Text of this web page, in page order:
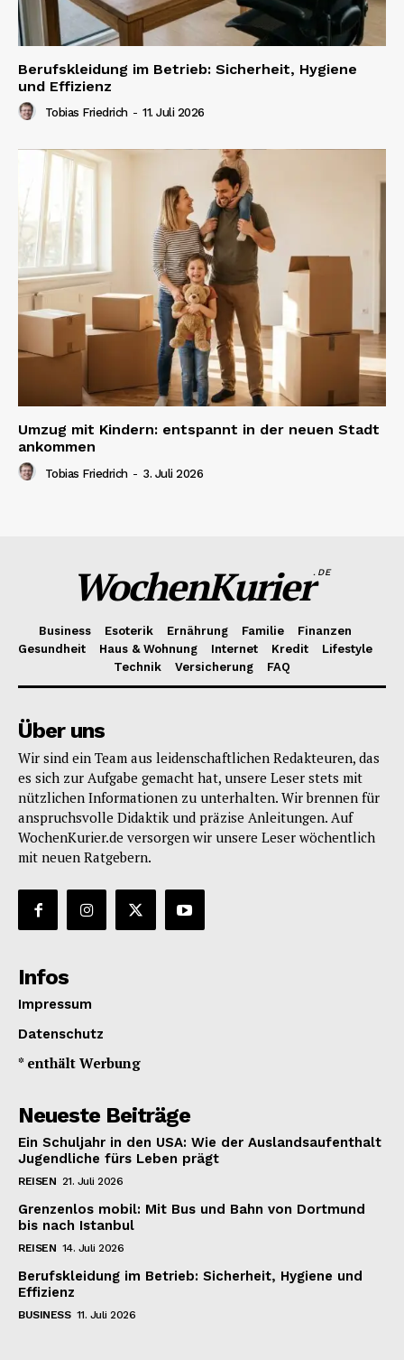
Berufskleidung im Betrieb: Sicherheit, Hygiene
und Effizienz
Tobias Friedrich - 11. Juli 2026
Umzug mit Kindern: entspannt in der neuen Stadt
ankommen
Tobias Friedrich - 3. Juli 2026
WochenKurier.DE
Business Esoterik Ernährung Familie
Finanzen
Gesundheit
Haus & Wohnung Internet Kredit
Lifestyle
Technik
Versicherung FAQ
Über uns
Wir sind ein Team aus leidenschaftlichen Redakteuren, das
es sich zur Aufgabe gemacht hat, unsere Leser stets mit
nützlichen Informationen zu unterhalten. Wir brennen für
anspruchsvolle Didaktik und präzise Anleitungen. Auf
WochenKurier.de versorgen wir unsere Leser wöchentlich
mit neuen Ratgebern.
Infos
Impressum
Datenschutz
* enthält Werbung
Neueste Beiträge
Ein Schuljahr in den USA: Wie der Auslandsaufenthalt
Jugendliche fürs Leben prägt
REISEN 21. Juli 2026
Grenzenlos mobil: Mit Bus und Bahn von Dortmund
bis nach Istanbul
REISEN 14. Juli 2026
Berufskleidung im Betrieb: Sicherheit, Hygiene und
Effizienz
BUSINESS 11. Juli 2026